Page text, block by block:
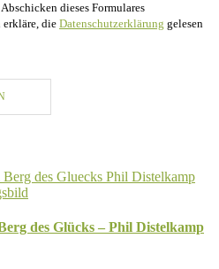
dieses Formulares
erkläre, die Datenschutzerklärung gelesen
des Glücks – Phil Distelkamp